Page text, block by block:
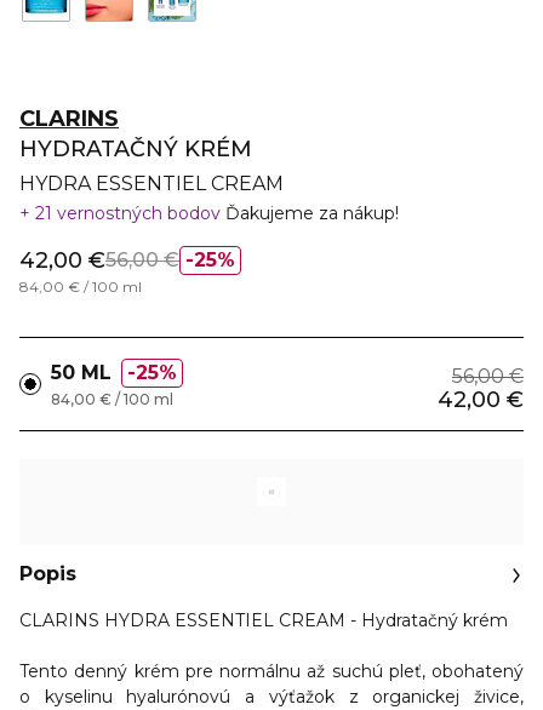
CLARINS
HYDRATAČNÝ KRÉM
HYDRA ESSENTIEL CREAM
21 vernostných bodov Ďakujeme za nákup!
25%
42,00 €56,00 €
84,00 € / 100 ml
50 ML 25% 56,00 €
42,00 €
84,00 € / 100 ml
Popis
CLARINS HYDRA ESSENTIEL CREAM - Hydratačný krém
Tento denný krém pre normálnu až suchú pleť, obohatený
o kyselinu hyalurónovú a výťažok z organickej živice,